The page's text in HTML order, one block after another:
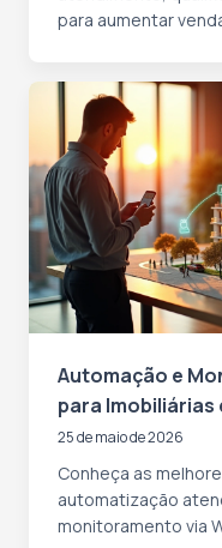
para aumentar
Automação e
para Imobiliárias
25 de maio de 2026
Conheça as
automatização
monitoramento via